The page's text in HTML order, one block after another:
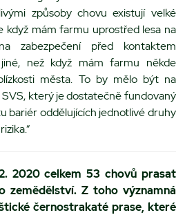
způsoby chovu existují velké
když mám farmu uprostřed lesa na
zabezpečení před kontaktem
než když mám farmu někde
města. To by mělo být na
který je dostatečně fundovaný
bariér oddělujících jednotlivé druhy
2020 celkem 53 chovů prasat
zemědělství. Z toho významná
černostrakaté prase, které